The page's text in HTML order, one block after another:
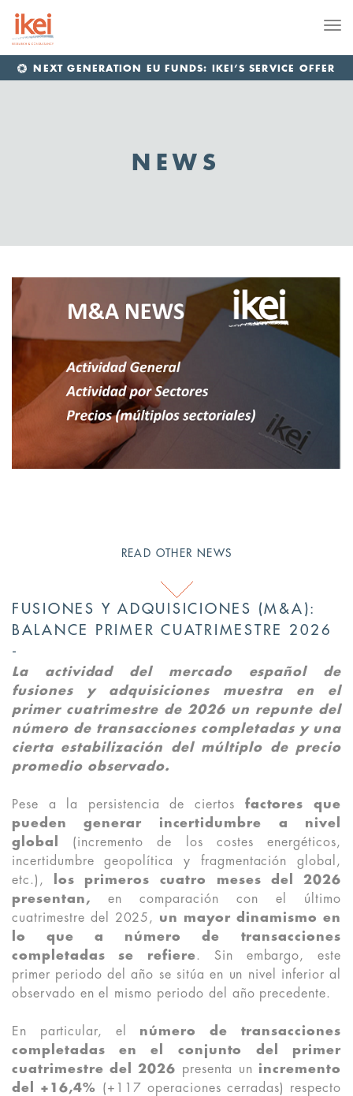
NEXT GENERATION EU FUNDS: IKEI’S SERVICE OFFER
NEWS
READ OTHER NEWS
FUSIONES Y ADQUISICIONES (M&A):
BALANCE PRIMER CUATRIMESTRE 2026
La actividad del mercado español de
fusiones y adquisiciones muestra en el
primer cuatrimestre de 2026 un repunte del
número de transacciones completadas y una
cierta estabilización del múltiplo de precio
promedio observado.
Pese a la persistencia de ciertos factores que
pueden generar incertidumbre a nivel
global
(incremento de los costes energéticos,
incertidumbre geopolítica y fragmentación global,
etc.),
los primeros cuatro meses del 2026
presentan, en comparación con el último
cuatrimestre del 2025,
un mayor dinamismo en
lo que a número de transacciones
completadas se refiere.
Sin embargo, este
primer periodo del año se sitúa en un nivel inferior al
observado en el mismo periodo del año precedente.
En particular, el número de transacciones
completadas en el conjunto del primer
cuatrimestre del 2026 presenta un incremento
del +16,4% (+117 operaciones cerradas) respecto